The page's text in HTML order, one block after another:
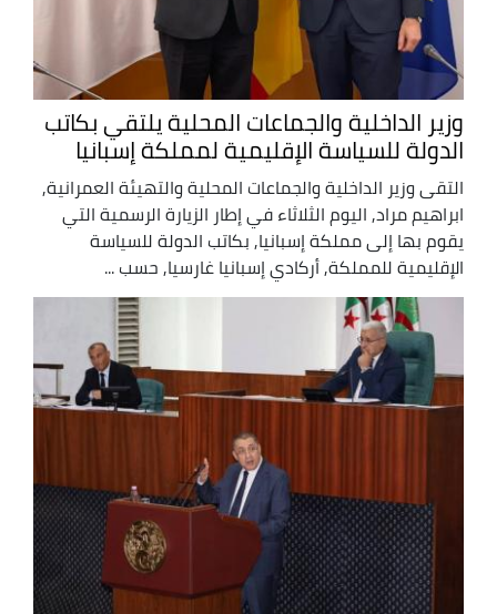
وزير الداخلية والجماعات المحلية يلتقي بكاتب
الدولة للسياسة الإقليمية لمملكة إسبانيا
التقى وزير الداخلية والجماعات المحلية والتهيئة العمرانية,
ابراهيم مراد, اليوم الثلاثاء في إطار الزيارة الرسمية التي
يقوم بها إلى مملكة إسبانيا, بكاتب الدولة للسياسة
الإقليمية للمملكة, أركادي إسبانيا غارسيا, حسب ...